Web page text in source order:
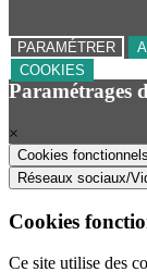
PARAMÉTRER
COOKIES
Paramétrages
×
Cookies fonctionnels
Réseaux sociaux/
Cookies
Ce site utilise des